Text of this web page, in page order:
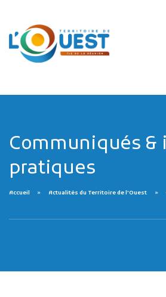
Communiqués &
pratiques
Accueil Actualités du Territoire de l'Ouest